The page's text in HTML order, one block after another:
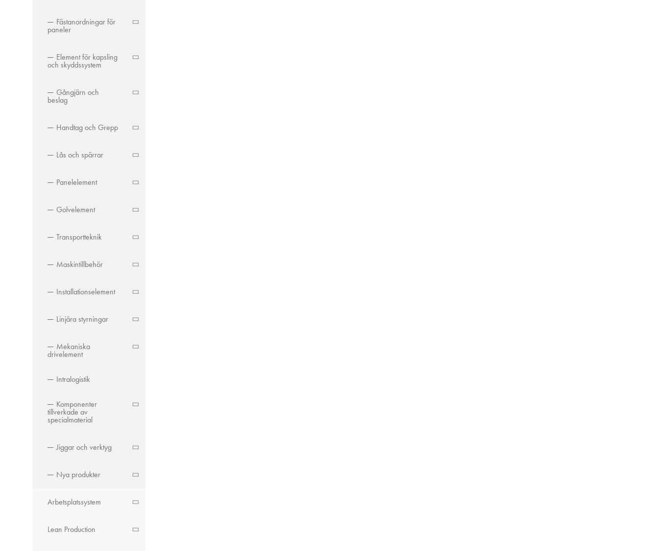
Fästanordningar för
paneler
Element för kapsling
och skyddssystem
Gångjärn och
beslag
Handtag och Grepp
Lås och spärrar
Panelelement
Golvelement
Transportteknik
Maskintillbehör
Installationselement
Linjära styrningar
Mekaniska
drivelement
Intralogistik
Komponenter
tillverkade av
specialmaterial
Jiggar och verktyg
Nya produkter
Arbetsplatssystem
Lean Production